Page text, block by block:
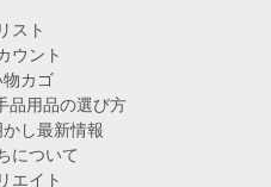
スト
ウント
物カゴ
品用品の選び方
し最新情報
について
エイト